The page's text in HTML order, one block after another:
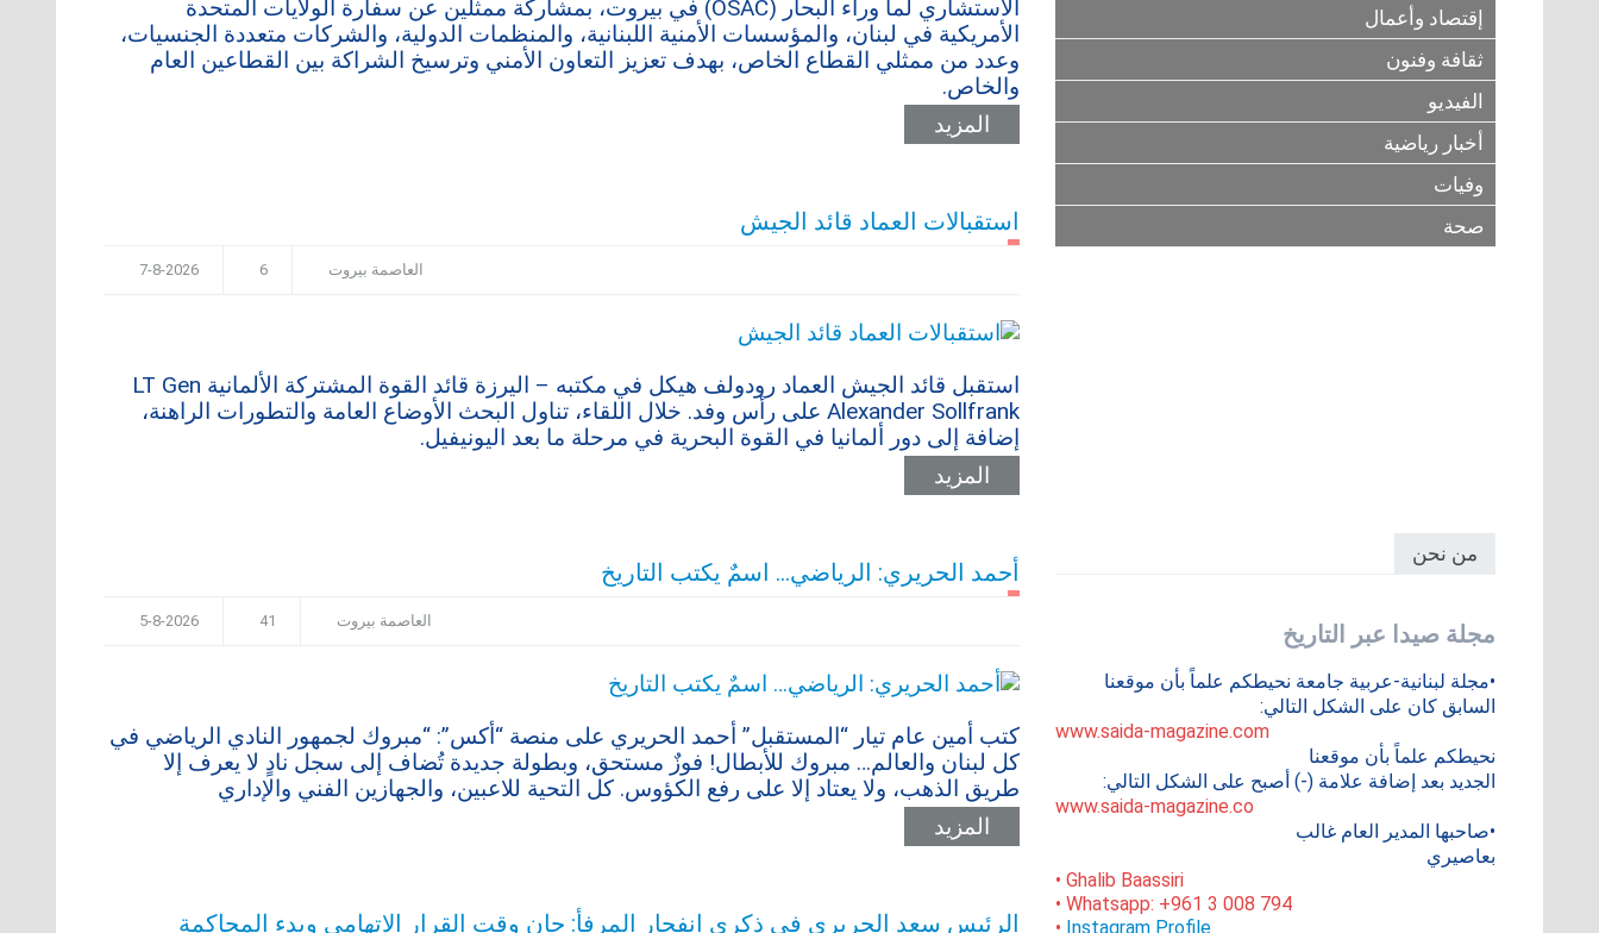
الاستشاري لما وراء البحار (OSAC) في بيروت، بمشاركة ممثلين عن سفارة الولايات المتحدة
الأمريكية في لبنان، والمؤسسات الأمنية اللبنانية، والمنظمات الدولية، والشركات متعددة الجنسيات،
وعدد من ممثلي القطاع الخاص، بهدف تعزيز التعاون الأمني وترسيخ الشراكة بين القطاعين العام
والخاص.
المزيد
استقبالات العماد قائد الجيش
7-8-2026 6 العاصمة بيروت
استقبل قائد الجيش العماد رودولف هيكل في مكتبه – اليرزة قائد القوة المشتركة الألمانية LT Gen
Alexander Sollfrank على رأس وفد. خلال اللقاء، تناول البحث الأوضاع العامة والتطورات الراهنة،
إضافة إلى دور ألمانيا في القوة البحرية في مرحلة ما بعد اليونيفيل.
المزيد
أحمد الحريري: الرياضي… اسمٌ يكتب التاريخ
5-8-2026 41 العاصمة بيروت
كتب أمين عام تيار “المستقبل” أحمد الحريري على منصة “أكس”: “مبروك لجمهور النادي الرياضي في
كل لبنان والعالم… مبروك للأبطال! فوزٌ مستحق، وبطولة جديدة تُضاف إلى سجل نادٍ لا يعرف إلا
طريق الذهب، ولا يعتاد إلا على رفع الكؤوس. كل التحية للاعبين، والجهازين الفني والإداري
المزيد
الرئيس سعد الحريري في ذكرى انفجار المرفأ: حان وقت القرار الاتهامي وبدء المحاكمة
إقتصاد وأعمال
ثقافة وفنون
الفيديو
أخبار رياضية
وفيات
صحة
من نحن
مجلة صيدا عبر التاريخ
•مجلة لبنانية-عربية جامعة نحيطكم علماً بأن موقعنا
السابق كان على الشكل التالي:
www.saida-magazine.com
نحيطكم علماً بأن موقعنا
الجديد بعد إضافة علامة (-) أصبح على الشكل التالي:
www.saida-magazine.co
•صاحبها المدير العام غالب
بعاصيري
• Ghalib Baassiri
• Whatsapp: +961 3 008 794
• Instagram Profile